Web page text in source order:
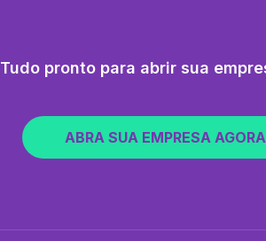
Tudo pronto para abrir sua
ABRA SUA EMPRESA AGORA